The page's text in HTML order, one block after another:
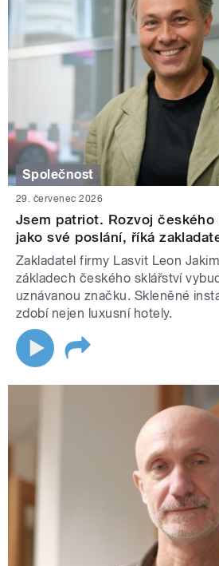
Společnost
29. červenec 2026
Jsem patriot. Rozvoj českého
jako své poslání, říká
Zakladatel firmy Lasvit Leon
základech českého sklářství
uznávanou značku. Skleněné
zdobí nejen luxusní hotely.